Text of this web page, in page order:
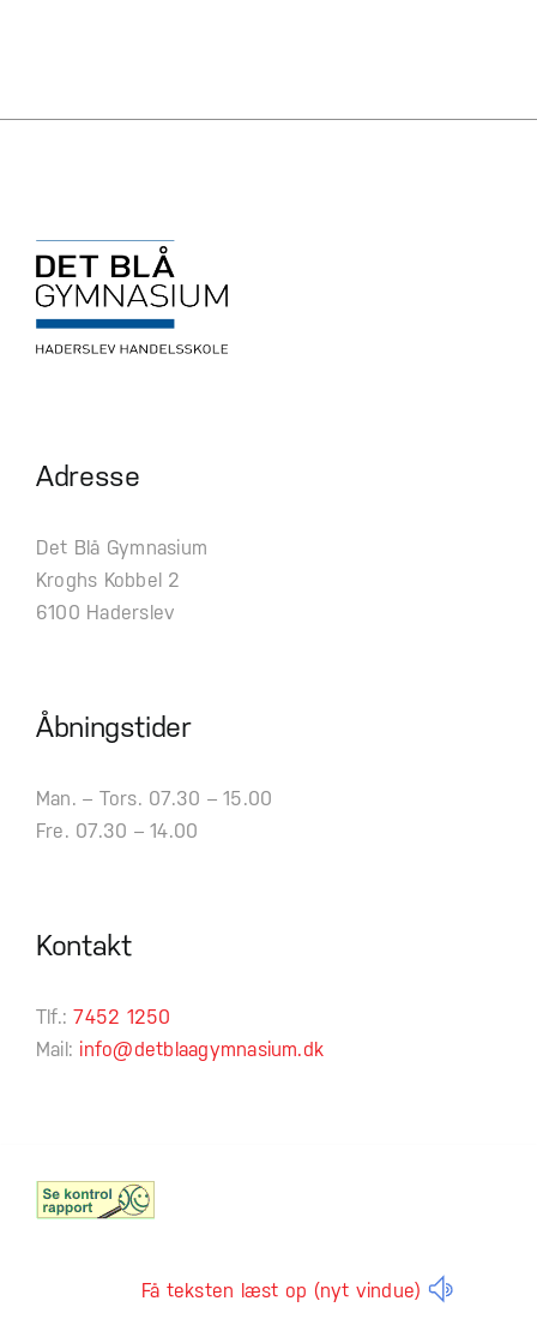
Adresse
Det Blå Gymnasium
Kroghs Kobbel 2
6100 Haderslev
Åbningstider
Man. – Tors. 07.30 – 15.00
Fre. 07.30 – 14.00
Kontakt
Tlf.:7452 1250
Mail: info@detblaagymnasium.dk
Få teksten læst op (nyt vindue)